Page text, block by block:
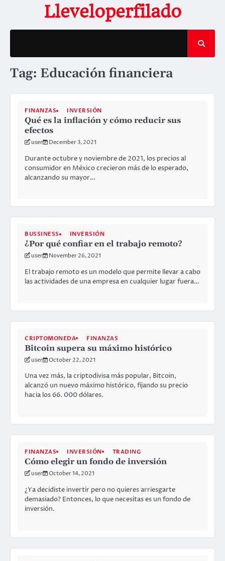
content
Lleveloperfilado
Tag: Educación financiera
FINANZAS INVERSIÓN
Qué es la inflación y cómo reducir sus
efectos
user December 3, 2021
Durante octubre y noviembre de 2021, los precios al
consumidor en México crecieron más de lo esperado,
alcanzando su mayor…
BUSSINESS INVERSIÓN
¿Por qué confiar en el trabajo remoto?
user November 26, 2021
El trabajo remoto es un modelo que permite llevar a cabo
las actividades de una empresa en cualquier lugar fuera…
CRIPTOMONEDA FINANZAS
Bitcoin supera su máximo histórico
user October 22, 2021
Una vez más, la criptodivisa más popular, Bitcoin,
alcanzó un nuevo máximo histórico, fijando su precio
hacia los 66. 000 dólares.
FINANZAS INVERSIÓN TRADING
Cómo elegir un fondo de inversión
user October 14, 2021
¿Ya decidiste invertir pero no quieres arriesgarte
demasiado? Entonces, lo que necesitas es un fondo de
inversión.